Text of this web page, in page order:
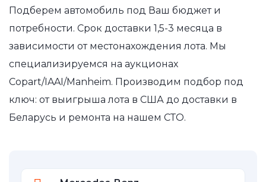
Подберем автомобиль под Ваш бюджет и
потребности. Срок доставки 1,5-3 месяца в
зависимости от местонахождения лота. Мы
специализируемся на аукционах
Copart/IAAI/Manheim. Производим подбор под
ключ: от выигрыша лота в США до доставки в
Беларусь и ремонта на нашем СТО.